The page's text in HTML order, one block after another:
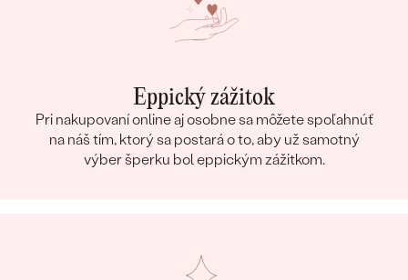
Eppický zážitok
Pri nakupovaní online aj osobne sa môžete spoľahnúť
na náš tím, ktorý sa postará o to, aby už samotný
výber šperku bol eppickým zážitkom.